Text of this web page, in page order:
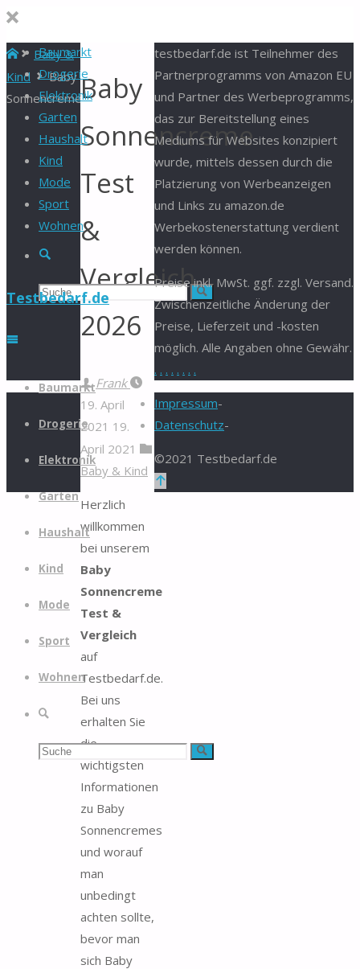
Baumarkt
Drogerie
Elektronik
Garten
Haushalt
Kind
Mode
Sport
Wohnen
Suche
Suchen Suche
Testbedarf.de
Zum
springen
Baumarkt
Drogerie
Elektronik
Garten
Haushalt
Kind
Mode
Sport
Wohnen
Suchen Suche
StartBaby &
Kind
Baby
SonnencremeBaby
Sonnencreme
Test
&
Vergleich
2026
Frank
19. April
2021 19.
April 2021
Baby & Kind
Herzlich
willkommen
bei unserem
Baby
Sonnencreme
Test &
Vergleich
auf
Testbedarf.de.
Bei uns
erhalten Sie
die
wichtigsten
Informationen
zu Baby
Sonnencremes
und worauf
man
unbedingt
achten sollte,
bevor man
sich Baby
testbedarf.de ist Teilnehmer des
Partnerprogramms von Amazon EU
und Partner des Werbeprogramms,
das zur Bereitstellung eines
Mediums für Websites konzipiert
wurde, mittels dessen durch die
Platzierung von Werbeanzeigen
und Links zu amazon.de
Werbekostenerstattung verdient
werden können.
Preise inkl. MwSt. ggf. zzgl. Versand.
Zwischenzeitliche Änderung der
Preise, Lieferzeit und -kosten
möglich. Alle Angaben ohne Gewähr.
. . . . . . . .
Impressum-
Datenschutz-
©2021 Testbedarf.de
Zurück